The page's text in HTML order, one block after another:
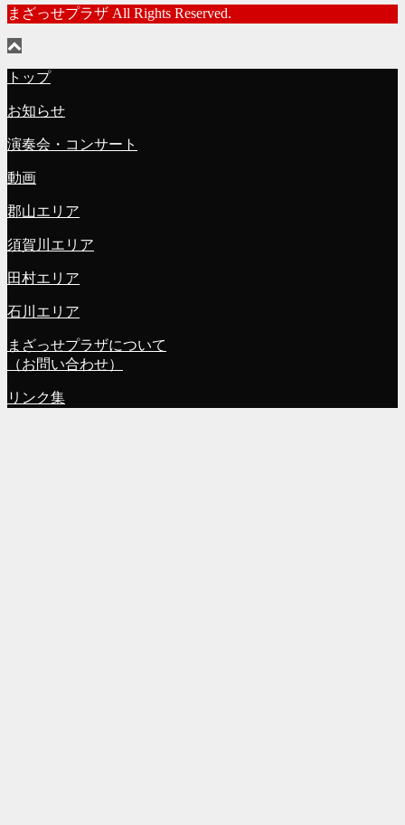
まざっせプラザ All Rights Reserved.
トップ
お知らせ
演奏会・コンサート
動画
郡山エリア
須賀川エリア
田村エリア
石川エリア
まざっせプラザについて
（お問い合わせ）
リンク集